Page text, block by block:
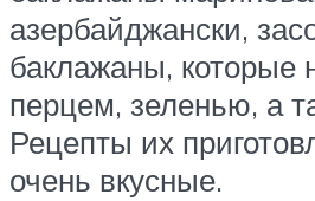
азербайджански,
баклажаны, которые
перцем, зеленью, а
Рецепты их
очень вкусные.